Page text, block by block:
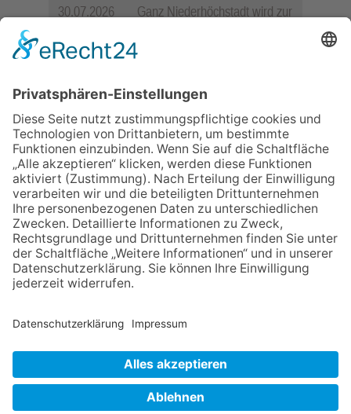
30.07.2026
Ganz Niederhöchstadt wird zur
06.08.2026
Jugendchor Hochtaunus
Programm „Changes“
mit Werken von Walter
Wachsmuth
23.07.2026
Zwischen Fachwerk, Wein und
Sommerabend: Der Rettershof
lädt wieder zum Weinfest ein
09.07.2026
Wasserampel steht auf Gelb:
Stadt ruft zum Wassersparen
auf
NACH OBEN
Datenschutz Netiquette FAQ